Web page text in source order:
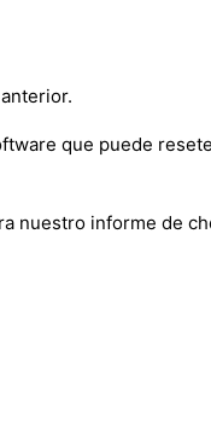
que puede
nuestro informe de